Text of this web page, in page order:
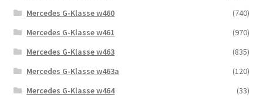
Mercedes G-Klasse w460
(740)
Mercedes G-Klasse w461
(970)
Mercedes G-Klasse w463
(835)
Mercedes G-Klasse w463a
(120)
Mercedes G-Klasse w464
(33)